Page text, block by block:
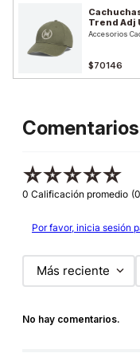
Trend Adj
Accesorios
$70146
Comentarios
☆☆☆☆☆
0 Calificación promedio
Por favor, inicia sesión
Más reciente
No hay comentarios.